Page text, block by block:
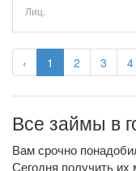
‹ 1 2 3 4
Лиц.
Все займы в
Вам срочно
Сегодня получить